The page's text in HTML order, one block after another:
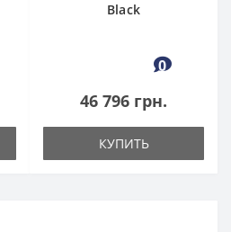
Black
0
46 796 грн.
КУПИТЬ